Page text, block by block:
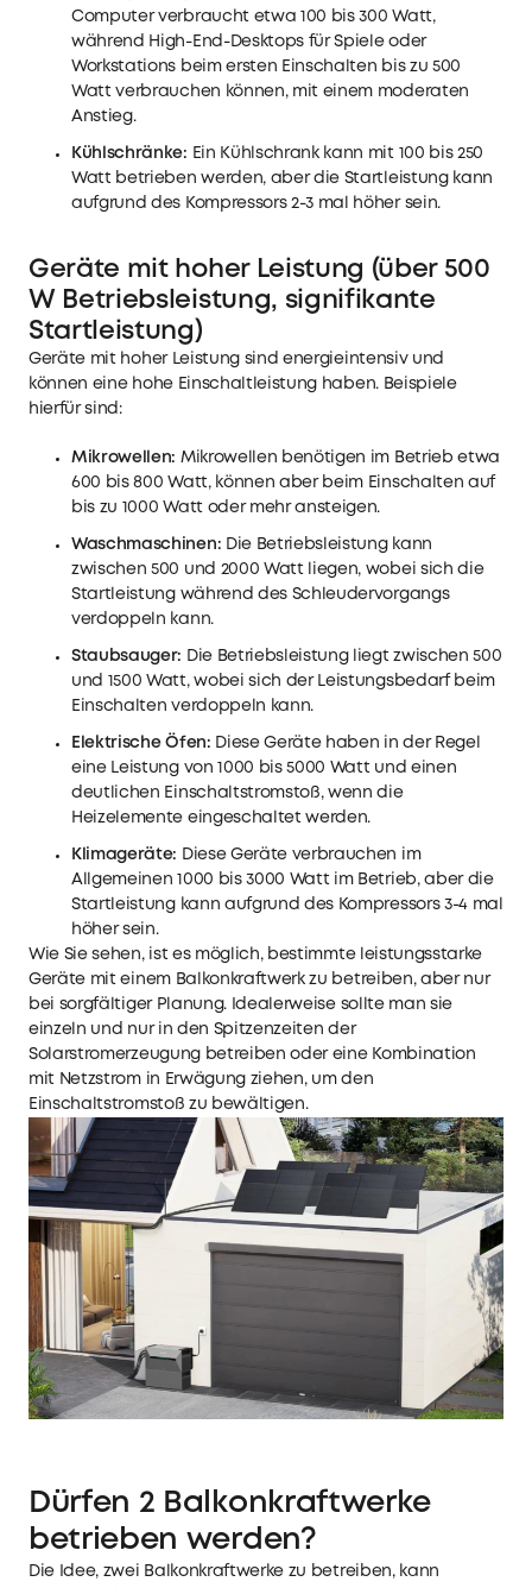
Computer verbraucht etwa 100 bis 300 Watt,
während High-End-Desktops für Spiele oder
Workstations beim ersten Einschalten bis zu 500
Watt verbrauchen können, mit einem moderaten
Anstieg.
Kühlschränke: Ein Kühlschrank kann mit 100 bis 250
Watt betrieben werden, aber die Startleistung kann
aufgrund des Kompressors 2-3 mal höher sein.
Geräte mit hoher Leistung (über 500
W Betriebsleistung, signifikante
Startleistung)
Geräte mit hoher Leistung sind energieintensiv und
können eine hohe Einschaltleistung haben. Beispiele
hierfür sind:
Mikrowellen: Mikrowellen benötigen im Betrieb etwa
600 bis 800 Watt, können aber beim Einschalten auf
bis zu 1000 Watt oder mehr ansteigen.
Waschmaschinen: Die Betriebsleistung kann
zwischen 500 und 2000 Watt liegen, wobei sich die
Startleistung während des Schleudervorgangs
verdoppeln kann.
Staubsauger: Die Betriebsleistung liegt zwischen 500
und 1500 Watt, wobei sich der Leistungsbedarf beim
Einschalten verdoppeln kann.
Elektrische Öfen: Diese Geräte haben in der Regel
eine Leistung von 1000 bis 5000 Watt und einen
deutlichen Einschaltstromstoß, wenn die
Heizelemente eingeschaltet werden.
Klimageräte:
Diese Geräte verbrauchen im
Allgemeinen 1000 bis 3000 Watt im Betrieb, aber die
Startleistung kann aufgrund des Kompressors 3-4 mal
höher sein.
Wie Sie sehen, ist es möglich, bestimmte leistungsstarke
Geräte mit einem Balkonkraftwerk zu betreiben, aber nur
bei sorgfältiger Planung. Idealerweise sollte man sie
einzeln und nur in den Spitzenzeiten der
Solarstromerzeugung betreiben oder eine Kombination
mit Netzstrom in Erwägung ziehen, um den
Einschaltstromstoß zu bewältigen.
Dürfen 2 Balkonkraftwerke
betrieben werden?
Die Idee, zwei Balkonkraftwerke zu betreiben, kann
Jetzt anmelden und 400€